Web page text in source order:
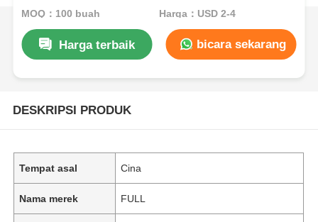
MOQ：100 buah Harga：USD 2-4
Harga terbaik bicara sekarang
DESKRIPSI PRODUK
Tempat asal Cina
Nama merek FULL